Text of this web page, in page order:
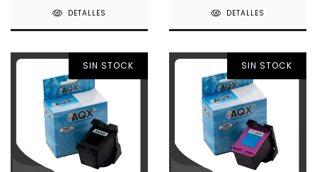
DETALLES DETALLES
SIN STOCK SIN STOCK